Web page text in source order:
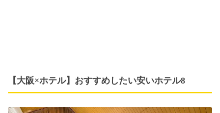
【大阪×ホテル】おすすめしたい安いホテル8